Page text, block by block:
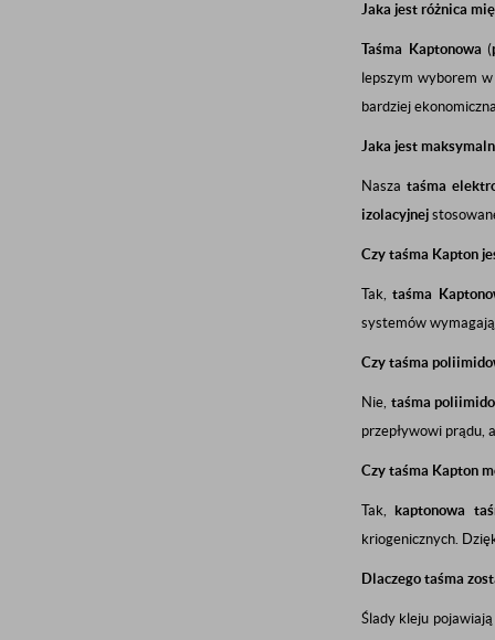
Jaka jest różnica
Taśma Kaptonowa (
lepszym wyborem
bardziej
Jaka jest
Nasza taśma
izolacyjnej
Czy taśma Kapton
Tak,taśma
systemów
Czy taśma
Nie, taśma
przepływowi prądu,
Czy taśma Kapton
Tak, kaptonowa
kriogenicznych.
Dlaczego taśma
Ślady kleju